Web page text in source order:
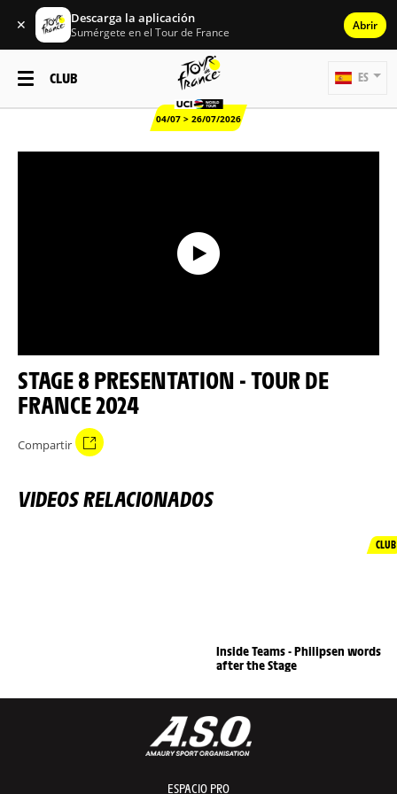
✕ Descarga la aplicación
Sumérgete en el Tour de France Abrir
CLUB
04/07 > 26/07/2026
ES
STAGE 8 PRESENTATION - TOUR DE
FRANCE 2024
Compartir
VIDEOS RELACIONADOS
CLUB
Inside Teams - Philipsen words
after the Stage
ESPACIO PRO